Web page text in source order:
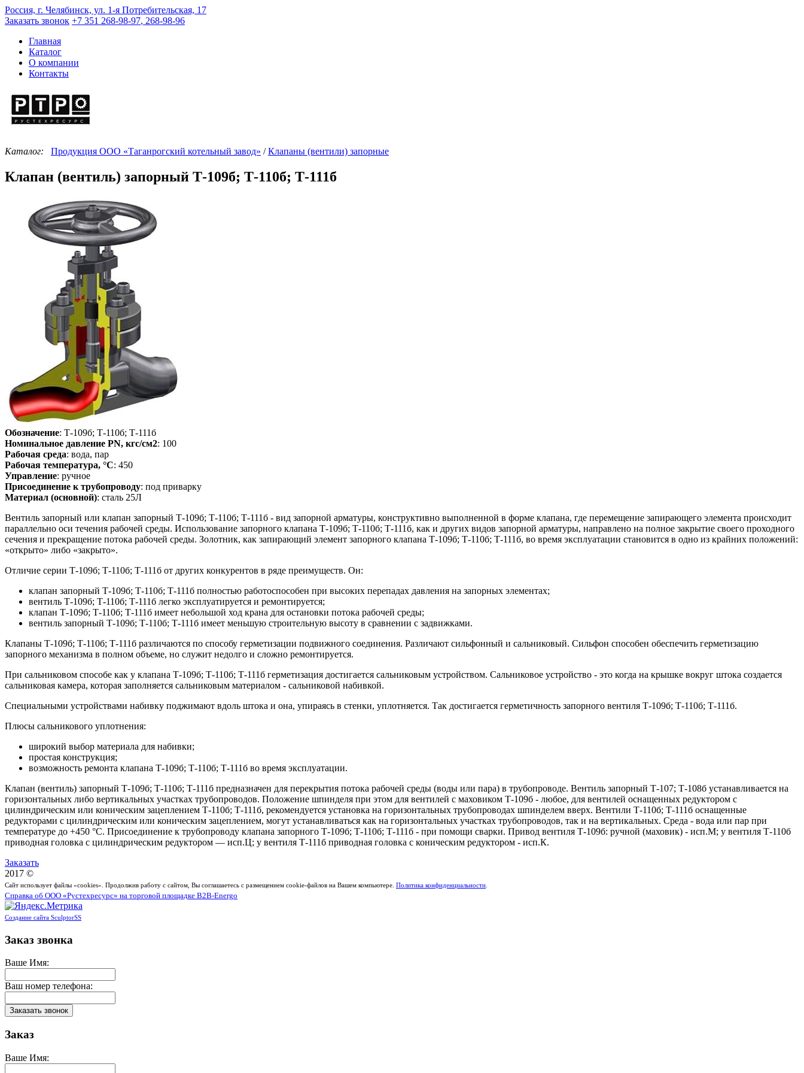
Россия, г. Челябинск, ул. 1-я Потребительская, 17
Заказать звонок +7 351 268-98-97, 268-98-96
Главная
Каталог
О компании
Контакты
Каталог: Продукция ООО «Таганрогский котельный завод» /Клапаны (вентили) запорные
Клапан (вентиль) запорный Т-109б; Т-110б; Т-111б
Обозначение: Т-109б; Т-110б; Т-111б
Номинальное давление PN, кгс/см2: 100
Рабочая среда: вода, пар
Рабочая температура, °С: 450
Управление: ручное
Присоединение к трубопроводу: под приварку
Материал (основной): сталь 25Л
Вентиль запорный или клапан запорный Т-109б; Т-110б; Т-111б - вид запорной арматуры, конструктивно выполненной в форме клапана, где перемещение запирающего элемента происходит
параллельно оси течения рабочей среды. Использование запорного клапана Т-109б; Т-110б; Т-111б, как и других видов запорной арматуры, направлено на полное закрытие своего проходного
сечения и прекращение потока рабочей среды. Золотник, как запирающий элемент запорного клапана Т-109б; Т-110б; Т-111б, во время эксплуатации становится в одно из крайних положений:
«открыто» либо «закрыто».
Отличие серии Т-109б; Т-110б; Т-111б от других конкурентов в ряде преимуществ. Он:
клапан запорный Т-109б; Т-110б; Т-111б полностью работоспособен при высоких перепадах давления на запорных элементах;
вентиль Т-109б; Т-110б; Т-111б легко эксплуатируется и ремонтируется;
клапан Т-109б; Т-110б; Т-111б имеет небольшой ход крана для остановки потока рабочей среды;
вентиль запорный Т-109б; Т-110б; Т-111б имеет меньшую строительную высоту в сравнении с задвижками.
Клапаны Т-109б; Т-110б; Т-111б различаются по способу герметизации подвижного соединения. Различают сильфонный и сальниковый. Сильфон способен обеспечить герметизацию
запорного механизма в полном объеме, но служит недолго и сложно ремонтируется.
При сальниковом способе как у клапана Т-109б; Т-110б; Т-111б герметизация достигается сальниковым устройством. Сальниковое устройство - это когда на крышке вокруг штока создается
сальниковая камера, которая заполняется сальниковым материалом - сальниковой набивкой.
Специальными устройствами набивку поджимают вдоль штока и она, упираясь в стенки, уплотняется. Так достигается герметичность запорного вентиля Т-109б; Т-110б; Т-111б.
Плюсы сальникового уплотнения:
широкий выбор материала для набивки;
простая конструкция;
возможность ремонта клапана Т-109б; Т-110б; Т-111б во время эксплуатации.
Клапан (вентиль) запорный Т-109б; Т-110б; Т-111б предназначен для перекрытия потока рабочей среды (воды или пара) в трубопроводе. Вентиль запорный Т-107; Т-108б устанавливается на
горизонтальных либо вертикальных участках трубопроводов. Положение шпинделя при этом для вентилей с маховиком Т-109б - любое, для вентилей оснащенных редуктором с
цилиндрическим или коническим зацеплением Т-110б; Т-111б, рекомендуется установка на горизонтальных трубопроводах шпинделем вверх. Вентили Т-110б; Т-111б оснащенные
редукторами с цилиндрическим или коническим зацеплением, могут устанавливаться как на горизонтальных участках трубопроводов, так и на вертикальных. Среда - вода или пар при
температуре до +450 °С. Присоединение к трубопроводу клапана запорного Т-109б; Т-110б; Т-111б - при помощи сварки. Привод вентиля Т-109б: ручной (маховик) - исп.М; у вентиля Т-110б
приводная головка с цилиндрическим редуктором — исп.Ц; у вентиля Т-111б приводная головка с коническим редуктором - исп.К.
Заказать
2017 ©
Сайт использует файлы «cookies». Продолжив работу с сайтом, Вы соглашаетесь с размещением cookie-файлов на Вашем компьютере. Политика конфиденциальности
Справка об ООО «Рустехресурс» на торговой площадке B2B-Energo
Создание сайта SculptorSS
Заказ звонка
Ваше Имя:
Ваш номер телефона:
Заказ
Ваше Имя: